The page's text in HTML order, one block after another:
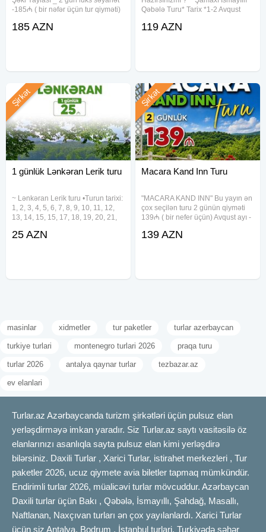
-185₼ ( bir nəfər üçün tur qiyməti)
Resort & Spa! Tarix :9-10 Avqust _
185 AZN
Qəbələ Turu* Tarix *1-2 Avqust
Avqust* Müddət: 1 Gecə 2 Gün
119 AZN
1 günlük Lənkəran Lerik turu
~ Lənkəran Lerik turu •Turun tarixi:
1, 2, 3, 4, 5, 6, 7, 8, 9, 10, 11, 12,
13, 14, 15, 15, 17, 18, 19, 20, 21,
31 Avqust •Turun qiyməti: •Ekonom
Şirkət
25 AZN
Macara Kand Inn Turu
"MACARA KAND INN" Bu yayın ən
çox seçilən turu 2 günün qiyməti
139₼ ( bir nefer üçün) Avqust ayı -
tarixləri: • 6-7, 7-8 Avqust • 13-14,
Şirkət
139 AZN
masinlar xidmetler tur paketler turlar azerbaycan
turkiye turlari montenegro turlari 2026 praqa turu
turlar 2026 antalya qaynar turlar tezbazar.az
ev elanlari
Turlar.az Azərbaycanda turizm şirkətləri üçün pulsuz elan
yerləşdirməyə imkan yaradır. Siz Turlar.az saytı vasitəsilə öz
elanlarınızı asanlıqla sayta pulsuz elan kimi yerləşdirə
bilərsiniz. Daxili Turlar , Xarici Turlar, istirahet merkezleri , Tur
paketler 2026, ucuz qiymete avia biletler tapmaq mümkündür.
Endirimli turlar 2026, müalicəvi turlar mövcuddur. Azərbaycan
Daxili turlar üçün Bakı , Qəbələ, İsmayıllı, Şahdağ, Masallı,
Naftlanan, Naxçıvan turları ən çox yayılanlardı. Xarici Turlar
üçün siz Antalya, Bodrum , İstanbul turlari, Turkiyədə şəhər